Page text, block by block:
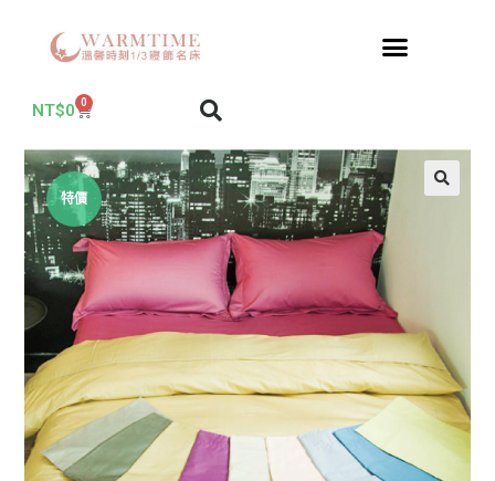
NT$0 0
特價